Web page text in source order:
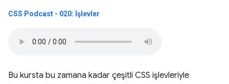
CSS Podcast - 020: İşlevler
Bu kursta bu zamana kadar çeşitli CSS işlevleriyle